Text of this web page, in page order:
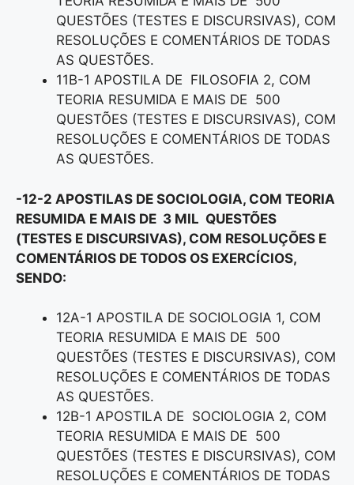
QUESTÕES (TESTES E DISCURSIVAS), COM
RESOLUÇÕES E COMENTÁRIOS DE TODAS
AS QUESTÕES.
11B-1 APOSTILA DE FILOSOFIA 2, COM
TEORIA RESUMIDA E MAIS DE 500
QUESTÕES (TESTES E DISCURSIVAS), COM
RESOLUÇÕES E COMENTÁRIOS DE TODAS
AS QUESTÕES.
-12-2 APOSTILAS DE SOCIOLOGIA, COM TEORIA
RESUMIDA E MAIS DE 3 MIL QUESTÕES
(TESTES E DISCURSIVAS), COM RESOLUÇÕES E
COMENTÁRIOS DE TODOS OS EXERCÍCIOS,
SENDO:
12A-1 APOSTILA DE SOCIOLOGIA 1, COM
TEORIA RESUMIDA E MAIS DE 500
QUESTÕES (TESTES E DISCURSIVAS), COM
RESOLUÇÕES E COMENTÁRIOS DE TODAS
AS QUESTÕES.
12B-1 APOSTILA DE SOCIOLOGIA 2, COM
TEORIA RESUMIDA E MAIS DE 500
QUESTÕES (TESTES E DISCURSIVAS), COM
RESOLUÇÕES E COMENTÁRIOS DE TODAS